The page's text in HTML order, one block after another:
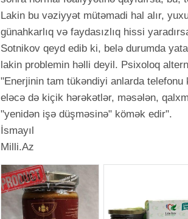
Lakin bu vəziyyət mütəmadi hal alır,
günahkarlıq və faydasızlıq hissi
Sotnikov qeyd edib ki, belə durumda
lakin problemin həlli deyil. Psixoloq
"Enerjinin tam tükəndiyi anlarda telefonu
eləcə də kiçik hərəkətlər, məsələn,
"yenidən işə düşməsinə" kömək edir".
İsmayıl
Milli.Az